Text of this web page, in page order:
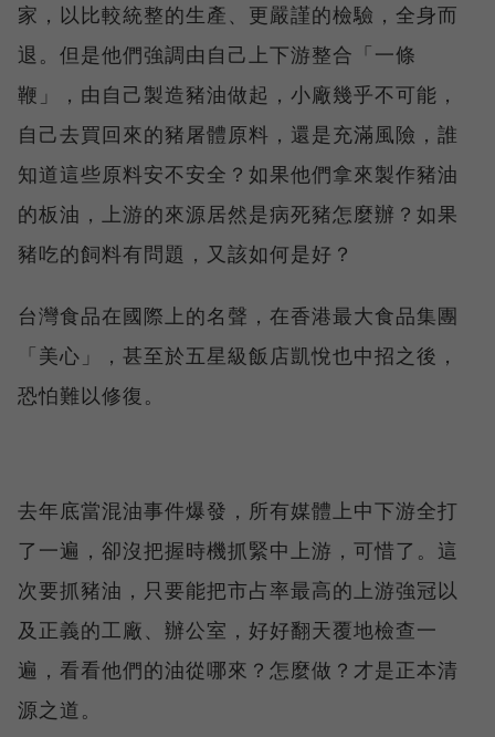
家，以比較統整的生產、更嚴謹的檢驗，全身而
退。但是他們強調由自己上下游整合「一條
鞭」，由自己製造豬油做起，小廠幾乎不可能，
自己去買回來的豬屠體原料，還是充滿風險，誰
知道這些原料安不安全？如果他們拿來製作豬油
的板油，上游的來源居然是病死豬怎麼辦？如果
豬吃的飼料有問題，又該如何是好？
台灣食品在國際上的名聲，在香港最大食品集團
「美心」，甚至於五星級飯店凱悅也中招之後，
恐怕難以修復。
去年底當混油事件爆發，所有媒體上中下游全打
了一遍，卻沒把握時機抓緊中上游，可惜了。這
次要抓豬油，只要能把市占率最高的上游強冠以
及正義的工廠、辦公室，好好翻天覆地檢查一
遍，看看他們的油從哪來？怎麼做？才是正本清
源之道。